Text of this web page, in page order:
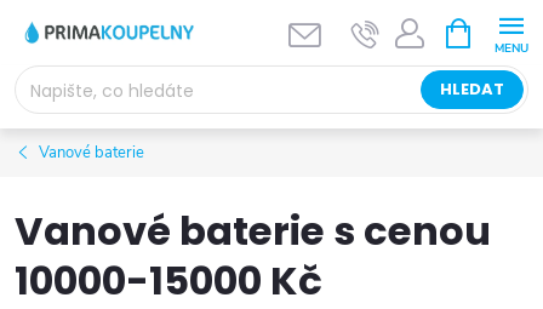
obsah
HLEDAT
NÁKUPNÍ
KOŠÍK
Vanové baterie
Vanové baterie s cenou
10000-15000 Kč